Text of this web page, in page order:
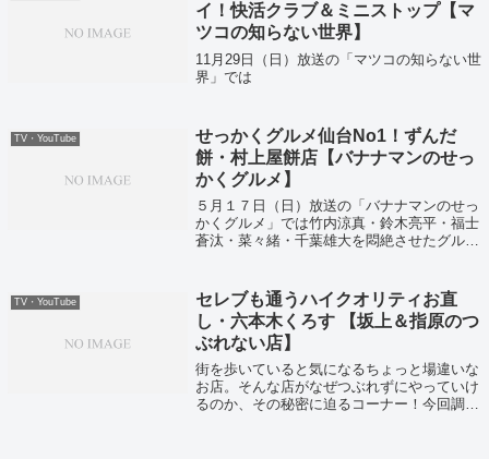
イ！快活クラブ＆ミニストップ【マ
ツコの知らない世界】
11月29日（日）放送の「マツコの知らない世
界」では
TV・YouTube
せっかくグルメ仙台No1！ずんだ
餅・村上屋餅店【バナナマンのせっ
かくグルメ】
５月１７日（日）放送の「バナナマンのせっ
かくグルメ」では竹内涼真・鈴木亮平・福士
蒼汰・菜々緒・千葉雄大を悶絶させたグル
TV・YouTube
セレブも通うハイクオリティお直
し・六本木くろす 【坂上＆指原のつ
ぶれない店】
街を歩いていると気になるちょっと場違いな
お店。そんな店がなぜつぶれずにやっていけ
るのか、その秘密に迫るコーナー！今回調査